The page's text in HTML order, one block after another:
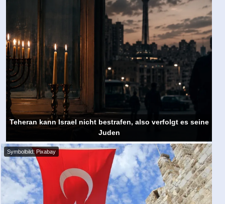
Teheran kann Israel nicht bestrafen, also verfolgt es seine
Juden
Symbolbild: Pixabay